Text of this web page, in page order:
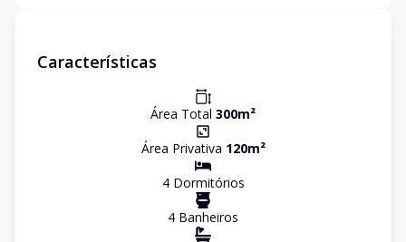
Características
Área Total 300m²
Área Privativa 120m²
4Dormitórios
4 Banheiros